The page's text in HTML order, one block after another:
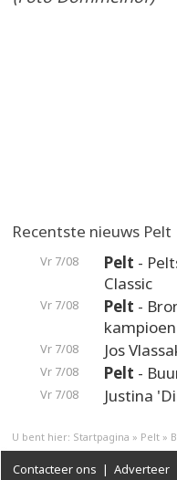
Recentste nieuws Pelt
Vr 7/08 Pelt -
Classic
Vr 7/08 Pelt -
Vr 7/08 Jos
Vr 7/08 Pelt -
Vr 7/08 Justina
U bent hier: Startpagina » Pelt »
Contacteer ons | Adverteer